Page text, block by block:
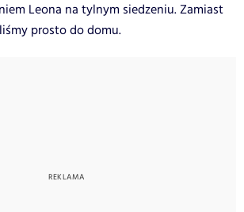
Leona na tylnym siedzeniu. Zamiast
prosto do domu.